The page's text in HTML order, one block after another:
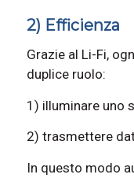
2) Efficienza
Grazie al Li-Fi,
duplice ruolo:
1) illuminare uno
2) trasmettere
In questo modo